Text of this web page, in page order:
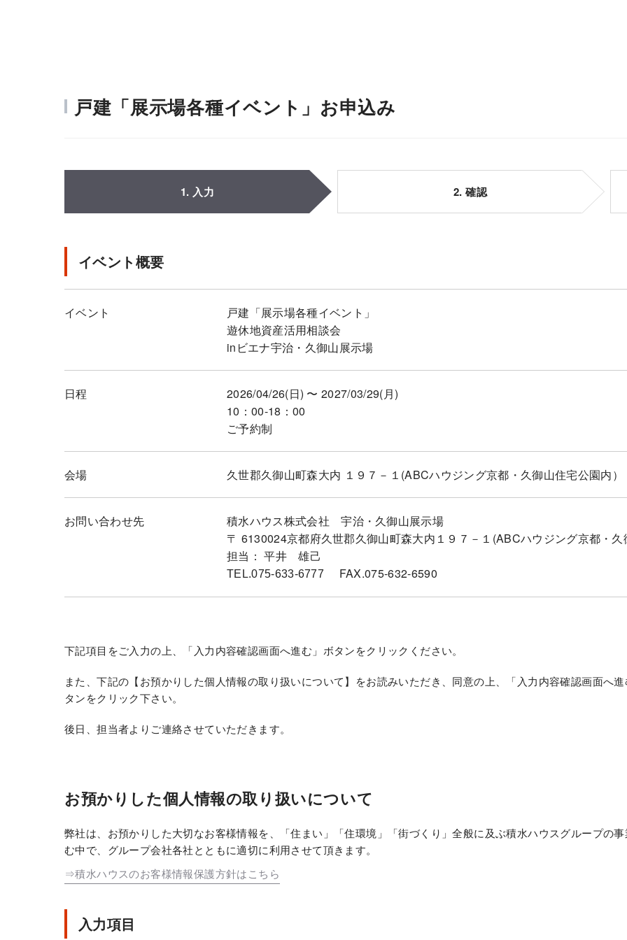
戸建「展示場各種イベント」お申込み
1. 入力 2. 確認
イベント概要
イベント
戸建「展示場各種イベント」
遊休地資産活用相談会
inビエナ宇治・久御山展示場
日程
2026/04/26(日) 〜 2027/03/29(月)
10：00-18：00
ご予約制
会場 久世郡久御山町森大内 １９７－１(ABCハウジング京都・久御山住宅公園内）
お問い合わせ先
積水ハウス株式会社 宇治・久御山展示場
〒 6130024京都府久世郡久御山町森大内１９７－１(ABCハウジング京都・久
担当： 平井 雄己
TEL.075-633-6777 FAX.075-632-6590
下記項目をご入力の上、「入力内容確認画面へ進む」ボタンをクリックください。
また、下記の【お預かりした個人情報の取り扱いについて】をお読みいただき、同意の上、「入力内容確認画面へ
タンをクリック下さい。
後日、担当者よりご連絡させていただきます。
お預かりした個人情報の取り扱いについて
弊社は、お預かりした大切なお客様情報を、「住まい」「住環境」「街づくり」全般に及ぶ積水ハウスグループの
む中で、グループ会社各社とともに適切に利用させて頂きます。
⇒積水ハウスのお客様情報保護方針はこちら
入力項目